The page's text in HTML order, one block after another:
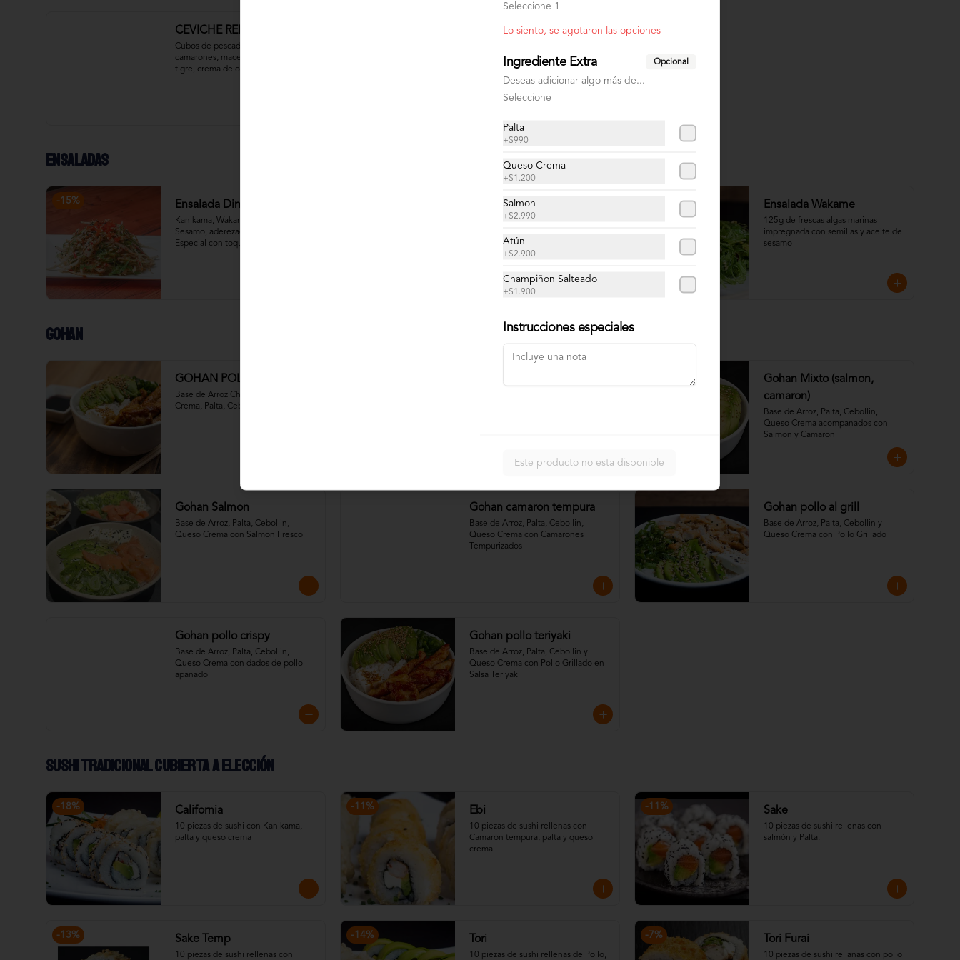
CEVICHE REINA RUBIA
Cubos de pescado blanco y
camarones, macerados en leche de
tigre, crema de coco, cebolla
Ensaladas
-15% Ensalada Dinamita
Kanikama, Wakame, Massago,
Sesamo, aderezados con Mayo
Especial con toque justo de picante.
Ensalada Neptuno
Combinacion de Kanikama, trocitos
sesamo, topping de wakame y salsa
Ensalada Wakame
125g de frescas algas marinas
impregnada con semillas y aceite de
sesamo
Gohan
GOHAN POLLO GRILL
Base de Arroz Chirachi con Queso
Crema, Palta, Cebollin y Pollo al Grill
Gohan Mixto (salmon,
camaron)
Base de Arroz, Palta, Cebollin,
Queso Crema acompanados con
Salmon y Camaron
Gohan Salmon
Base de Arroz, Palta, Cebollin,
Queso Crema con Salmon Fresco
Gohan camaron tempura
Base de Arroz, Palta, Cebollin,
Queso Crema con Camarones
Tempurizados
Gohan pollo al grill
Base de Arroz, Palta, Cebollin y
Queso Crema con Pollo Grillado
Gohan pollo crispy
Base de Arroz, Palta, Cebollin,
Queso Crema con dados de pollo
apanado
Gohan pollo teriyaki
Base de Arroz, Palta, Cebollin y
Queso Crema con Pollo Grillado en
Salsa Teriyaki
Sushi Tradicional cubierta a elección
-18% California
10 piezas de sushi con Kanikama,
palta y queso crema
-11 % Ebi
10 piezas de sushi rellenas con
Camarón tempura, palta y queso
crema
-11 % Sake
10 piezas de sushi rellenas con
salmón y Palta.
-13% Sake Temp
10 piezas de sushi rellenas con
-14% Tori
10 piezas de sushi rellenas de Pollo,
-7% Tori Furai
10 piezas de sushi rellanas con pollo
Seleccione 1
Lo siento, se agotaron las opciones
Ingrediente Extra Opcional
Deseas adicionar algo más de...
Seleccione
Palta
+$990
Queso Crema
+$1.200
Salmon
+$2.990
Atún
+$2.900
Champiñon Salteado
+$1.900
Instrucciones especiales
Este producto no esta disponible